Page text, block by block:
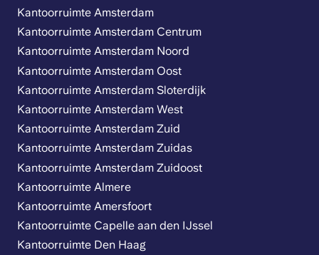
Kantoorruimte Amsterdam
Kantoorruimte Amsterdam Centrum
Kantoorruimte Amsterdam Noord
Kantoorruimte Amsterdam Oost
Kantoorruimte Amsterdam Sloterdijk
Kantoorruimte Amsterdam West
Kantoorruimte Amsterdam Zuid
Kantoorruimte Amsterdam Zuidas
Kantoorruimte Amsterdam Zuidoost
Kantoorruimte Almere
Kantoorruimte Amersfoort
Kantoorruimte Capelle aan den IJssel
Kantoorruimte Den Haag